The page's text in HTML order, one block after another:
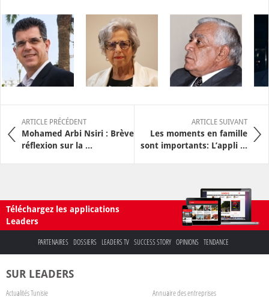
ARTICLE PRÉCÉDENT
Mohamed Arbi Nsiri : Brève
réflexion sur la ...
ARTICLE SUIVANT
Les moments en famille
sont importants: L’appli ...
Téléchargez les applications
Leaders
PARTENAIRES DOSSIERS LEADERS TV SUCCESS STORY OPINIONS TENDANCE
SUR LEADERS
Actualités Tunisie Annuaire des entreprises